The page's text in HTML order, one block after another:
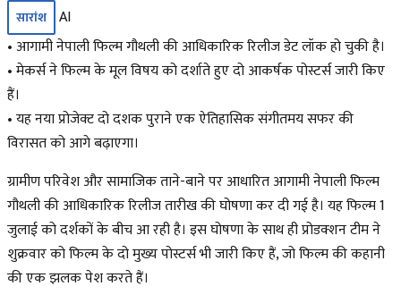
सारांश
AI
• आगामी नेपाली फिल्म गौथली की आधिकारिक रिलीज डेट लॉक हो चुकी है।
• मेकर्स ने फिल्म के मूल विषय को दर्शाते हुए दो आकर्षक पोस्टर्स जारी किए
हैं।
• यह नया प्रोजेक्ट दो दशक पुराने एक ऐतिहासिक संगीतमय सफर की
विरासत को आगे बढ़ाएगा।
ग्रामीण परिवेश और सामाजिक ताने-बाने पर आधारित आगामी नेपाली फिल्म
गौथली की आधिकारिक रिलीज तारीख की घोषणा कर दी गई है। यह फिल्म 1
जुलाई को दर्शकों के बीच आ रही है। इस घोषणा के साथ ही प्रोडक्शन टीम ने
शुक्रवार को फिल्म के दो मुख्य पोस्टर्स भी जारी किए हैं, जो फिल्म की कहानी
की एक झलक पेश करते हैं।